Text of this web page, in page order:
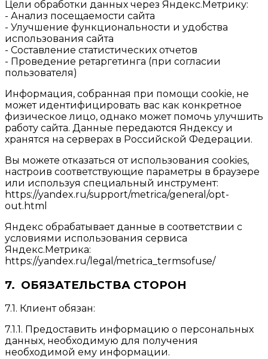
Цели обработки данных через Яндекс.Метрику:
- Анализ посещаемости сайта
- Улучшение функциональности и удобства
использования сайта
- Составление статистических отчетов
- Проведение ретаргетинга (при согласии
пользователя)
Информация, собранная при помощи cookie, не
может идентифицировать вас как конкретное
физическое лицо, однако может помочь улучшить
работу сайта. Данные передаются Яндексу и
хранятся на серверах в Российской Федерации.
Вы можете отказаться от использования cookies,
настроив соответствующие параметры в браузере
или используя специальный инструмент:
https://yandex.ru/support/metrica/general/opt-
out.html
Яндекс обрабатывает данные в соответствии с
условиями использования сервиса
Яндекс.Метрика:
https://yandex.ru/legal/metrica_termsofuse/
7. ОБЯЗАТЕЛЬСТВА СТОРОН
7.1. Клиент обязан:
7.1.1. Предоставить информацию о персональных
данных, необходимую для получения
необходимой ему информации.